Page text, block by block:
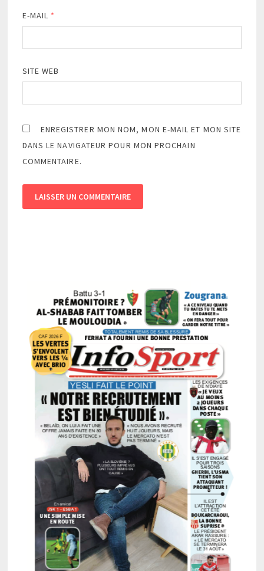
E-MAIL *
SITE WEB
ENREGISTRER MON NOM, MON E-MAIL ET MON SITE
DANS LE NAVIGATEUR POUR MON PROCHAIN
COMMENTAIRE.